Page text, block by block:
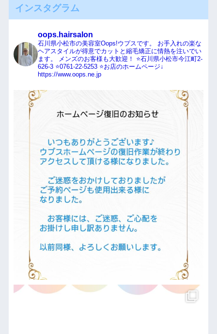
インスタグラム
oops.hairsalon
石川県小松市の美容室Oops!ウプスです。
お手入れの楽な
ヘアスタイルが得意でカットと縮毛矯正に情熱を注いでい
ます。
メンズのお客様も大歓迎！
⭐️石川県小松市今江町2-
626-3⭐️0761-22-5253⭐️お店のホームページ↓
https://www.oops.ne.jp